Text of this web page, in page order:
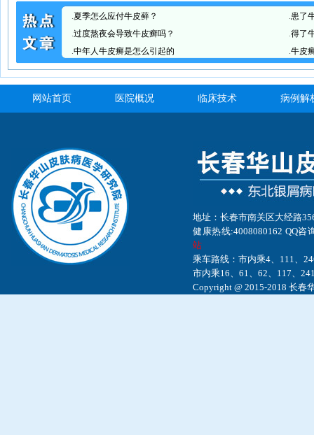
.夏季怎么应付牛皮藓？
.过度熬夜会导致牛皮癣吗？
.中年人牛皮癣是怎么引起的
.患了
.得了
.牛皮
网站首页 医院概况 临床技术 病例解
地址：长春市南关区大经路
健康热线:4008080162 QQ咨
站
乘车路线：市内乘4、111、
市内乘16、61、62、117、
Copyright @ 2015-2018 长春